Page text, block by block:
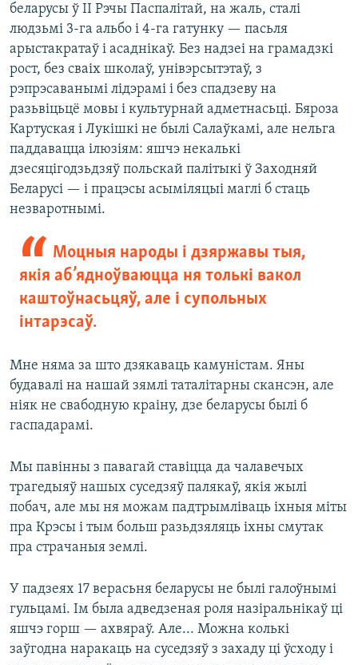
беларусы ў ІІ Рэчы Паспалітай, на жаль, сталі
людзьмі 3-га альбо і 4-га гатунку — пасьля
арыстакратаў і асаднікаў. Без надзеі на грамадзкі
рост, без сваіх школаў, унівэрсытэтаў, з
рэпрэсаванымі лідэрамі і без спадзеву на
разьвіцьцё мовы і культурнай адметнасьці. Бяроза
Картуская і Лукішкі не былі Салаўкамі, але нельга
паддавацца ілюзіям: яшчэ некалькі
дзесяцігодзьдзяў польскай палітыкі ў Заходняй
Беларусі — і працэсы асыміляцыі маглі б стаць
незваротнымі.
Моцныя народы і дзяржавы тыя,
якія аб’ядноўваюцца ня толькі вакол
каштоўнасьцяў, але і супольных
інтарэсаў.
Мне няма за што дзякаваць камуністам. Яны
будавалі на нашай зямлі таталітарны скансэн, але
ніяк не свабодную краіну, дзе беларусы былі б
гаспадарамі.
Мы павінны з павагай ставіцца да чалавечых
трагедыяў нашых суседзяў палякаў, якія жылі
побач, але мы ня можам падтрымліваць іхныя міты
пра Крэсы і тым больш разьдзяляць іхны смутак
пра страчаныя землі.
У падзеях 17 верасьня беларусы не былі галоўнымі
гульцамі. Ім была адведзеная роля назіральнікаў ці
яшчэ горш — ахвяраў. Але... Можна колькі
заўгодна наракаць на суседзяў з захаду ці ўсходу і